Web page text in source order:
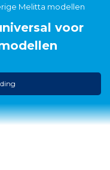
Melitta modellen
voor